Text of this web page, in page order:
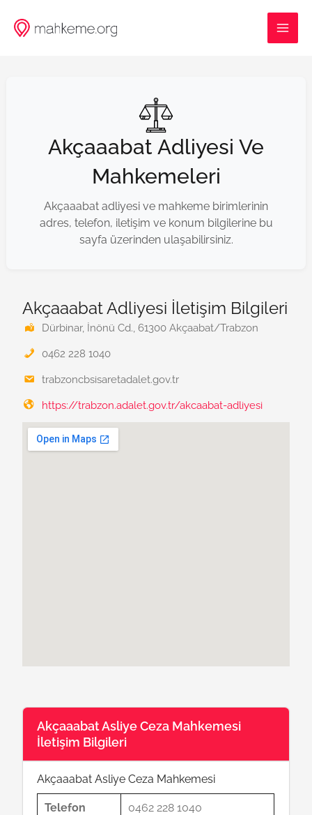
atla
Akçaaabat Adliyesi Ve
Mahkemeleri
Akçaaabat adliyesi ve mahkeme birimlerinin
adres, telefon, iletişim ve konum bilgilerine bu
sayfa üzerinden ulaşabilirsiniz.
Akçaaabat Asliye Ceza Mahkemesi
İletişim Bilgileri
Akçaaabat Asliye Ceza Mahkemesi
Telefon 0462 228 1040
Akçaaabat Adliyesi İletişim Bilgileri
Dürbinar, İnönü Cd., 61300 Akçaabat/Trabzon
0462 228 1040
trabzoncbsisaretadalet.gov.tr
https://trabzon.adalet.gov.tr/akcaabat-adliyesi